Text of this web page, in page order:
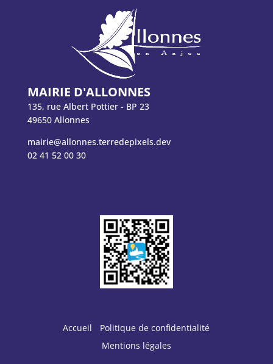
MAIRIE D'ALLONNES
135, rue Albert Pottier - BP 23
49650 Allonnes
mairie@allonnes.terredepixels.dev
02 41 52 00 30
Accueil
Politique de confidentialité
Mentions légales